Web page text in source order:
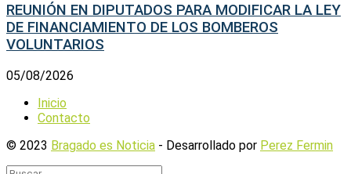
REUNIÓN EN DIPUTADOS PARA MODIFICAR LA LEY
DE FINANCIAMIENTO DE LOS BOMBEROS
VOLUNTARIOS
05/08/2026
Inicio
Contacto
© 2023 Bragado es Noticia - Desarrollado por Perez Fermin